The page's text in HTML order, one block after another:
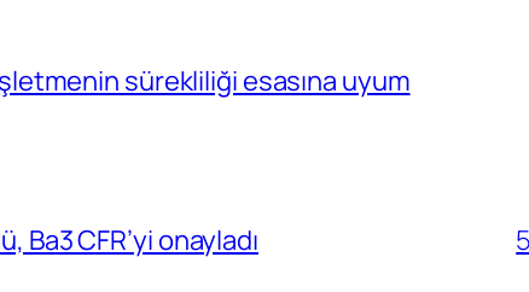
sürekliliği esasına uyum
Ba3 CFR’yi onayladı